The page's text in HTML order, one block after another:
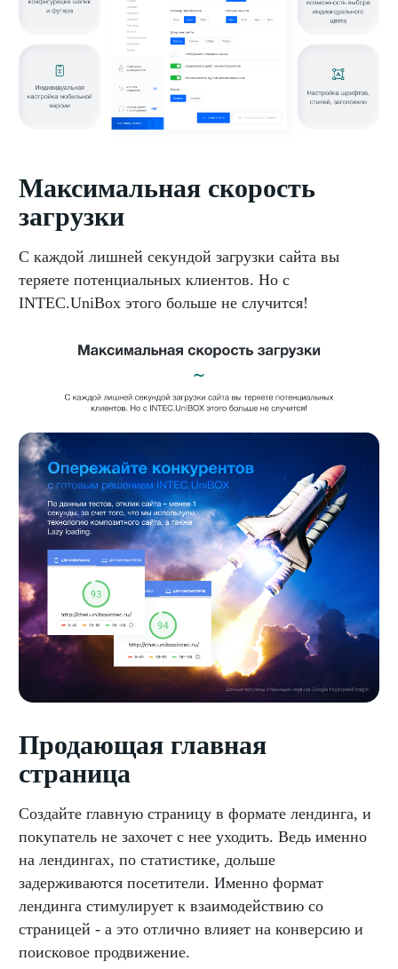
Максимальная скорость
загрузки
С каждой лишней секундой загрузки сайта вы
теряете потенциальных клиентов. Но с
INTEC.UniBox этого больше не случится!
Продающая главная
страница
Создайте главную страницу в формате лендинга, и
покупатель не захочет с нее уходить. Ведь именно
на лендингах, по статистике, дольше
задерживаются посетители. Именно формат
лендинга стимулирует к взаимодействию со
страницей - а это отлично влияет на конверсию и
поисковое продвижение.